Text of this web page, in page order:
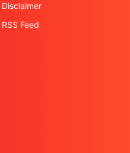
Disclaimer
RSS Feed